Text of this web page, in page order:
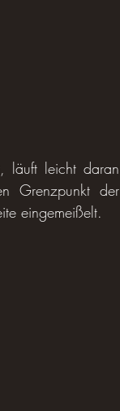
läuft leicht daran
Grenzpunkt der
eingemeißelt.